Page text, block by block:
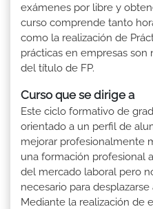
exámenes por libre y
curso comprende tanto
como la realización de
prácticas en empresas son
del título de FP.
Curso que se dirige a
Este ciclo formativo de
orientado a un perfil de
mejorar profesionalmente
una formación profesional
del mercado laboral pero
necesario para
Mediante la realización de